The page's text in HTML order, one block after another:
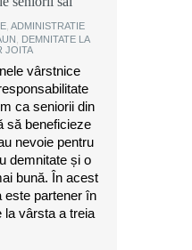
ADMINISTRATIE
DEMNITATE LA
JOITA
vârstnice
ca seniorii din
să beneficieze
nevoie pentru
demnitate și o
bună. În acest
este partener în
la vârsta a treia